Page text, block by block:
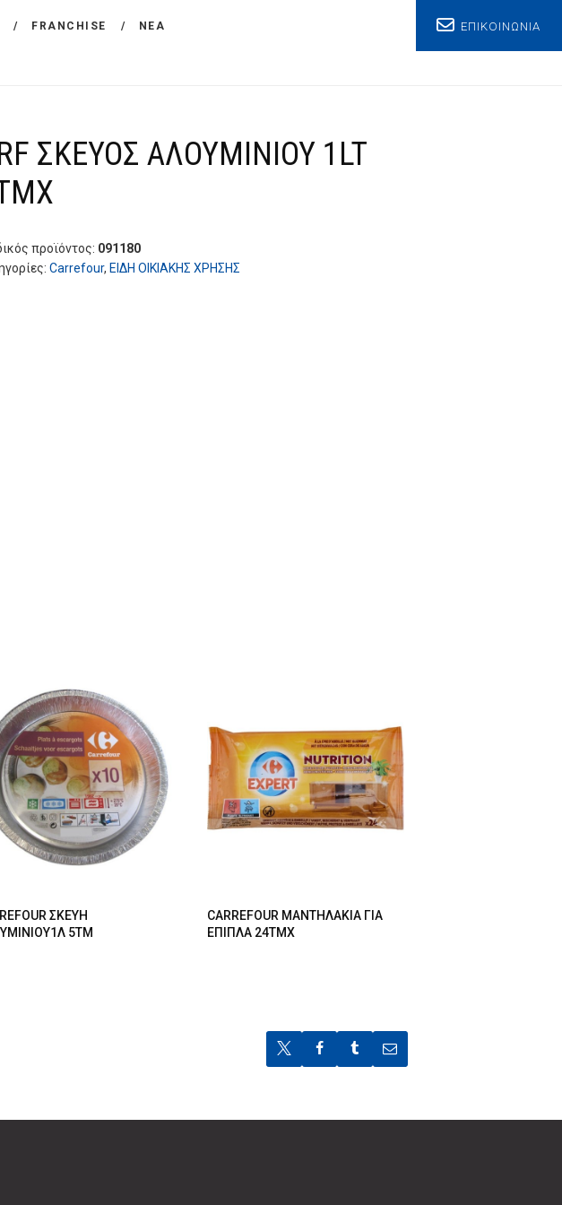
FRANCHISE ΝΕΑ ΕΠΙΚΟΙΝΩΝΙΑ
ΣΚΕΥΟΣ ΑΛΟΥΜΙΝΙΟΥ 1LT
προϊόντος: 091180
Carrefour, ΕΙΔΗ ΟΙΚΙΑΚΗΣ ΧΡΗΣΗΣ
ΣΚΕΥΗ
5ΤΜ
CARREFOUR ΜΑΝΤΗΛΑΚΙΑ ΓΙΑ
ΕΠΙΠΛΑ 24ΤΜΧ